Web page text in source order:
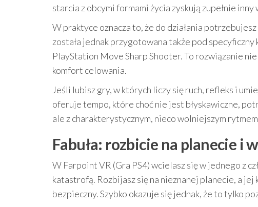
starcia z obcymi formami życia zyskują zupełnie inny
W praktyce oznacza to, że do działania
została jednak przygotowana także pod
PlayStation Move Sharp Shooter. To rozwiązanie
komfort celowania.
Jeśli lubisz gry, w których liczy się ruch, refleks i
oferuje tempo, które choć nie jest błyskawiczne,
ale z charakterystycznym, nieco wolniejszym
Fabuła: rozbicie na planecie i
W Farpoint VR (Gra PS4) wcielasz się w jednego z
katastrofą. Rozbijasz się na nieznanej planecie, a
bezpieczny. Szybko okazuje się jednak, że to tylko